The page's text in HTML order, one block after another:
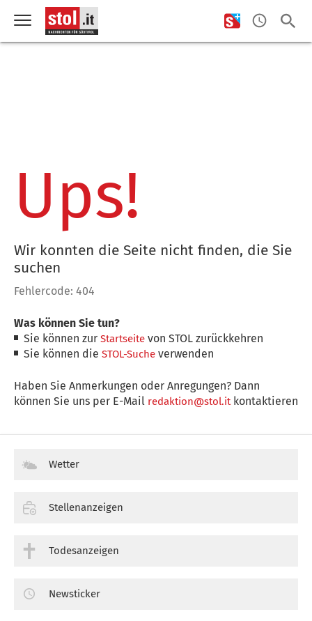
Ups!
Wir konnten die Seite nicht finden, die Sie
suchen
Fehlercode: 404
Was können Sie tun?
Sie können zurStartseite von STOL zurückkehren
Sie können dieSTOL-Suche verwenden
Haben Sie Anmerkungen oder Anregungen? Dann
können Sie uns per E-Mail redaktion@stol.itkontaktieren
Wetter
Stellenanzeigen
Todesanzeigen
Newsticker